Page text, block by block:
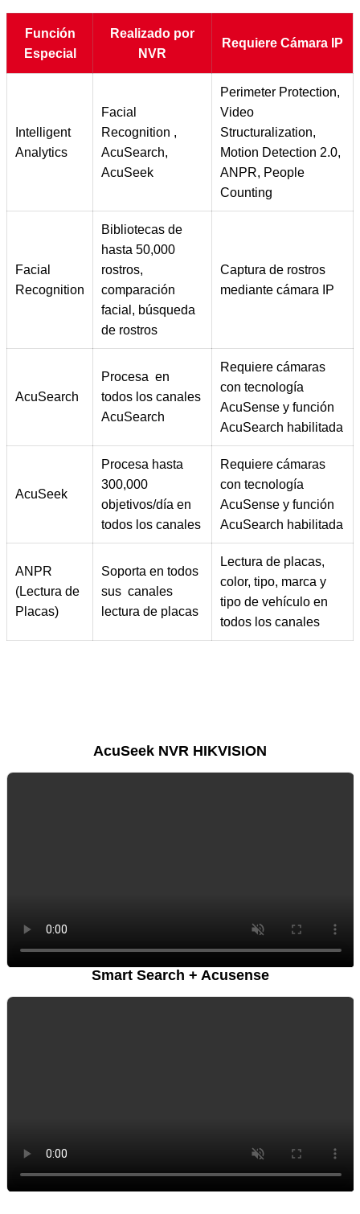
Función
Especial
Realizado por
NVR
Requiere Cámara IP
Intelligent
Analytics
Facial
Recognition ,
AcuSearch,
AcuSeek
Perimeter Protection,
Video
Structuralization,
Motion Detection 2.0,
ANPR, People
Counting
Facial
Recognition
Bibliotecas de
hasta 50,000
rostros,
comparación
facial, búsqueda
de rostros
Captura de rostros
mediante cámara IP
AcuSearch
Procesa en
todos los canales
AcuSearch
Requiere cámaras
con tecnología
AcuSense y función
AcuSearch habilitada
AcuSeek
Procesa hasta
300,000
objetivos/día en
todos los canales
Requiere cámaras
con tecnología
AcuSense y función
AcuSearch habilitada
ANPR
(Lectura de
Placas)
Soporta en todos
sus canales
lectura de placas
Lectura de placas,
color, tipo, marca y
tipo de vehículo en
todos los canales
AcuSeek NVR HIKVISION
Smart Search + Acusense